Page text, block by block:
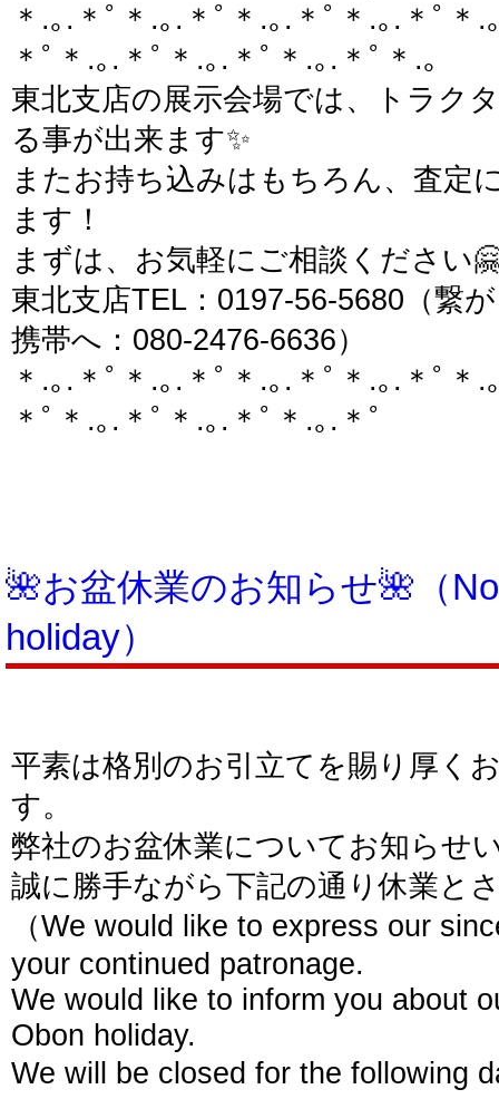
＊.｡.＊ﾟ＊.｡.＊ﾟ＊.｡.＊ﾟ＊.｡.＊ﾟ＊
＊ﾟ＊.｡.＊ﾟ＊.｡.＊ﾟ＊.｡.＊ﾟ＊.｡
東北支店の展示会場では、トラク
る事が出来ます✨
またお持ち込みはもちろん、査定
ます！
まずは、お気軽にご相談ください
東北支店TEL：0197-56-5680（繋
携帯へ：080-2476-6636）
＊.｡.＊ﾟ＊.｡.＊ﾟ＊.｡.＊ﾟ＊.｡.＊ﾟ＊
＊ﾟ＊.｡.＊ﾟ＊.｡.＊ﾟ＊.｡.＊ﾟ
🌺お盆休業のお知らせ🌺（
holiday）
平素は格別のお引立てを賜り厚く
す。
弊社のお盆休業についてお知らせ
誠に勝手ながら下記の通り休業と
（We would like to express our
your continued patronage.
We would like to inform you about
Obon holiday.
We will be closed for the following